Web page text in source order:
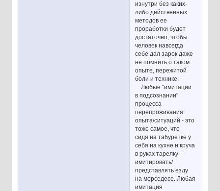
изнутри без каких-
либо действенных
методов ее
проработки будет
достаточно, чтобы
человек навсегда
себе дал зарок даже
не помнить о таком
опыте, пережитой
боли и технике.
Любые "имитации
в подсознании"
процесса
перепроживания
опыта/ситуаций - это
тоже самое, что
сидя на табуретке у
себя на кухне и круча
в руках тарелку -
имитировать/
представлять езду
на мерседесе. Любая
имитация